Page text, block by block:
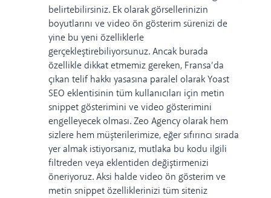
belirtebilirsiniz. Ek olarak görsellerinizin
boyutlarını ve video ön gösterim sürenizi de
yine bu yeni özelliklerle
gerçekleştirebiliyorsunuz.Ancak burada
özellikle dikkat etmemiz gereken, Fransa’da
çıkan telif hakkı yasasına paralel olarak Yoast
SEO eklentisinin tüm kullanıcıları için metin
snippet gösterimini ve video gösterimini
engelleyecek olması.Zeo Agency olarak hem
sizlere hem müşterilerimize, eğer sıfırıncı sırada
yer almak istiyorsanız, mutlaka bu kodu ilgili
filtreden veya eklentiden değiştirmenizi
öneriyoruz. Aksi halde video ön gösterim ve
metin snippet özelliklerinizi tüm siteniz